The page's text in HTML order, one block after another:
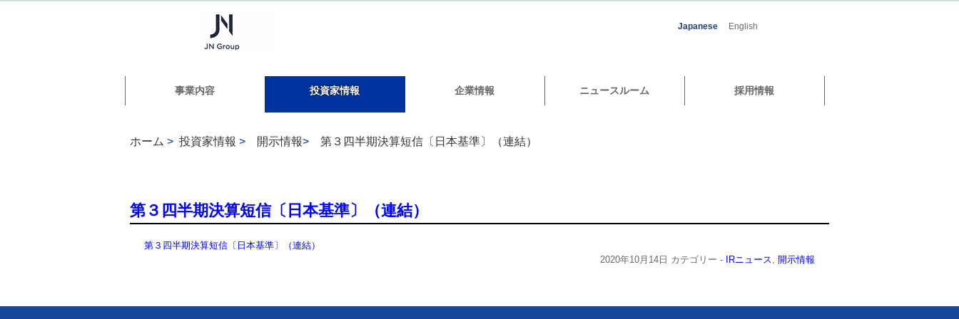
Japanese English
事業内容 投資家情報 企業情報 ニュースルーム 採用情報
ホーム > 投資家情報 > 開示情報> 第３四半期決算短信〔日本基準〕（連結）
第３四半期決算短信〔日本基準〕（連結）
第３四半期決算短信〔日本基準〕（連結）
2020年10月14日 カテゴリー - IRニュース, 開示情報